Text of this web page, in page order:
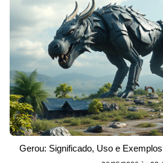
Gerou: Significado, Uso e